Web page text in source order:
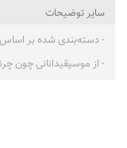
ساير توضيحات
- دسته‌بندی شده بر اساس
- از موسیقیدانانی چون